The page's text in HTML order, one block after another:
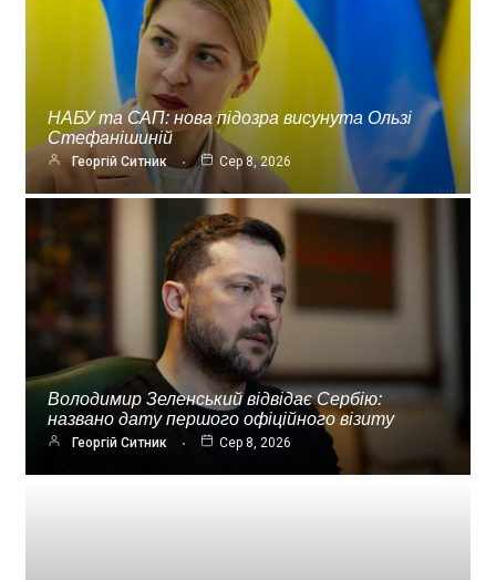
НАБУ та САП: нова підозра висунута Ользі
Стефанішиній
Георгій Ситник Сер 8, 2026
Володимир Зеленський відвідає Сербію:
названо дату першого офіційного візиту
Георгій Ситник Сер 8, 2026